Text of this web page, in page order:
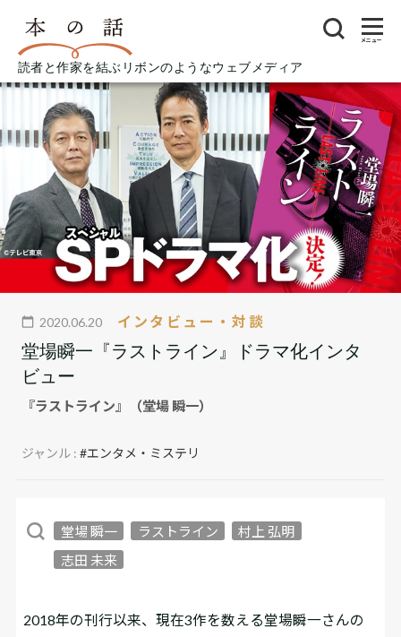
読者と作家を結ぶリボンのようなウェブメディア
メニュー
2020.06.20 インタビュー・対談
堂場瞬一『ラストライン』ドラマ化インタ
ビュー
『ラストライン』（堂場 瞬一）
ジャンル :#エンタメ・ミステリ
堂場 瞬一 ラストライン
村上 弘明
志田 未来
2018年の刊行以来、現在3作を数える堂場瞬一さんの